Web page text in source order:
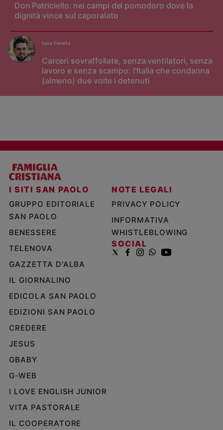
Don Patriciello: nei campi del pomodoro dove la
dignità vince sul caporalato
Carceri sovraffollate, senza ventilatori, senza
lavoro e senza scampo: l'Italia che condanna
(almeno) due volte i detenuti
Luca Cereda
I SITI SAN PAOLO
GRUPPO EDITORIALE
SAN PAOLO
BENESSERE
TELENOVA
GAZZETTA D'ALBA
IL GIORNALINO
EDICOLA SAN PAOLO
EDIZIONI SAN PAOLO
CREDERE
JESUS
GBABY
G-WEB
I LOVE ENGLISH JUNIOR
VITA PASTORALE
IL COOPERATORE
NOTE LEGALI
PRIVACY POLICY
INFORMATIVA
WHISTLEBLOWING
SOCIAL